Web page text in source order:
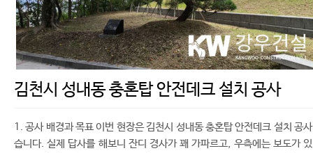
김천시 성내동 충혼탑 안전데크 설치 공사
1. 공사 배경과 목표 이번 현장은 김천시 성내동 충혼탑 안전데크 설치 공
습니다. 실제 답사를 해보니 잔디 경사가 꽤 가파르고, 우측에는 보도가